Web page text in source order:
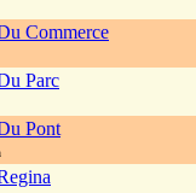
Commerce
Parc
Pont